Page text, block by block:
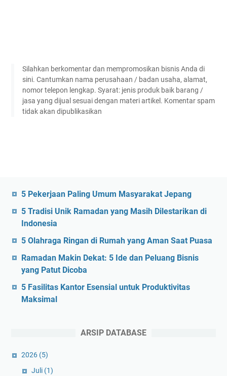
Silahkan berkomentar dan mempromosikan bisnis Anda di
sini. Cantumkan nama perusahaan / badan usaha, alamat,
nomor telepon lengkap. Syarat: jenis produk baik barang /
jasa yang dijual sesuai dengan materi artikel. Komentar spam
tidak akan dipublikasikan
5 Pekerjaan Paling Umum Masyarakat Jepang
5 Tradisi Unik Ramadan yang Masih Dilestarikan di
Indonesia
5 Olahraga Ringan di Rumah yang Aman Saat Puasa
Ramadan Makin Dekat: 5 Ide dan Peluang Bisnis
yang Patut Dicoba
5 Fasilitas Kantor Esensial untuk Produktivitas
Maksimal
ARSIP DATABASE
2026 (5)
Juli (1)